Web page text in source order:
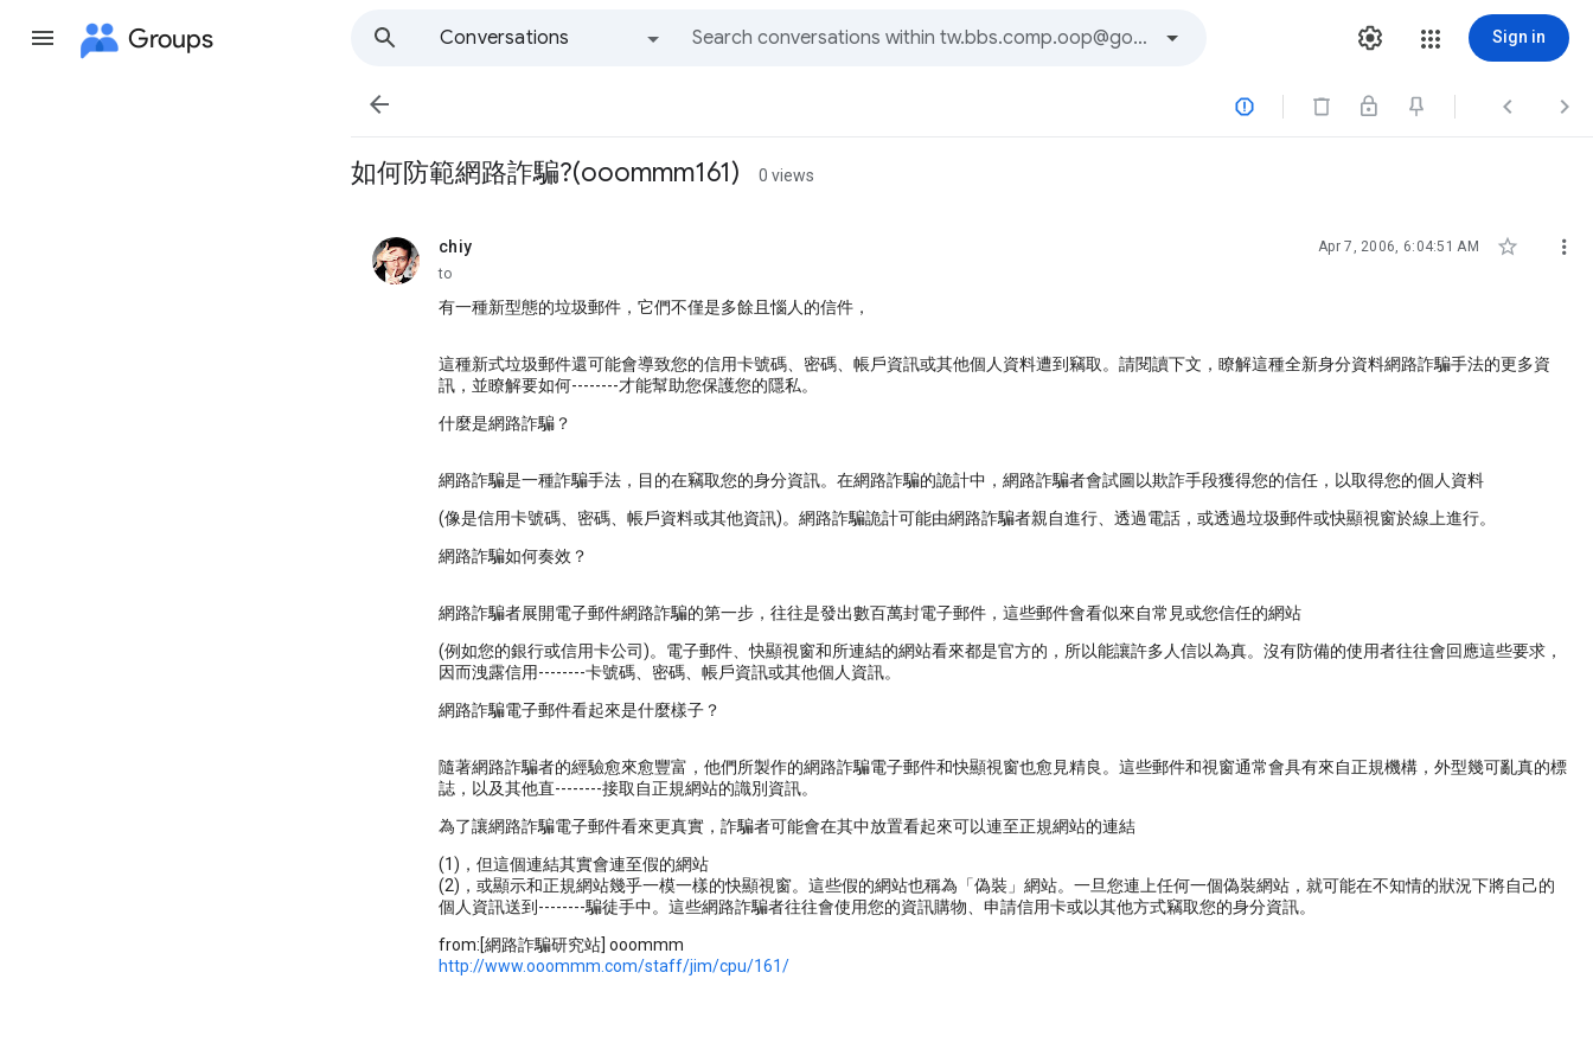
Groups
Conversations
Sign in
   
如何防範網路詐騙?(ooommm161) 0 views
chiy
unread, Apr 7, 2006, 6:04:51 AM  
to
有一種新型態的垃圾郵件，它們不僅是多餘且惱人的信件，
這種新式垃圾郵件還可能會導致您的信用卡號碼、密碼、帳戶資訊或其他個人資料遭到竊取。請閱讀下文，瞭解這種全新身分資料網路詐騙手法的更多資
訊，並瞭解要如何--------才能幫助您保護您的隱私。
什麼是網路詐騙？
網路詐騙是一種詐騙手法，目的在竊取您的身分資訊。在網路詐騙的詭計中，網路詐騙者會試圖以欺詐手段獲得您的信任，以取得您的個人資料
(像是信用卡號碼、密碼、帳戶資料或其他資訊)。網路詐騙詭計可能由網路詐騙者親自進行、透過電話，或透過垃圾郵件或快顯視窗於線上進行。
網路詐騙如何奏效？
網路詐騙者展開電子郵件網路詐騙的第一步，往往是發出數百萬封電子郵件，這些郵件會看似來自常見或您信任的網站
(例如您的銀行或信用卡公司)。電子郵件、快顯視窗和所連結的網站看來都是官方的，所以能讓許多人信以為真。沒有防備的使用者往往會回應這些要求，
因而洩露信用--------卡號碼、密碼、帳戶資訊或其他個人資訊。
網路詐騙電子郵件看起來是什麼樣子？
隨著網路詐騙者的經驗愈來愈豐富，他們所製作的網路詐騙電子郵件和快顯視窗也愈見精良。這些郵件和視窗通常會具有來自正規機構，外型幾可亂真的標
誌，以及其他直--------接取自正規網站的識別資訊。
為了讓網路詐騙電子郵件看來更真實，詐騙者可能會在其中放置看起來可以連至正規網站的連結
(1)，但這個連結其實會連至假的網站
(2)，或顯示和正規網站幾乎一模一樣的快顯視窗。這些假的網站也稱為「偽裝」網站。一旦您連上任何一個偽裝網站，就可能在不知情的狀況下將自己的
個人資訊送到--------騙徒手中。這些網路詐騙者往往會使用您的資訊購物、申請信用卡或以其他方式竊取您的身分資訊。
from:[網路詐騙研究站] ooommm
http://www.ooommm.com/staff/jim/cpu/161/